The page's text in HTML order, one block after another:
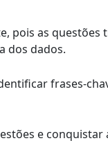
pois as questões
dos dados.
frases-
e conquistar